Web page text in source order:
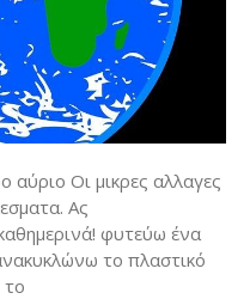
αύριο Οι μικρες αλλαγες
Ας
φυτεύω ένα
το πλαστικό
το